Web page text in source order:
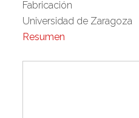
Fabricación
Universidad de Zaragoza
Resumen